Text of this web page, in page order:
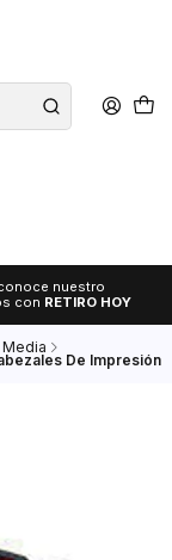
nuestro
con RETIRO HOY
De Impresión